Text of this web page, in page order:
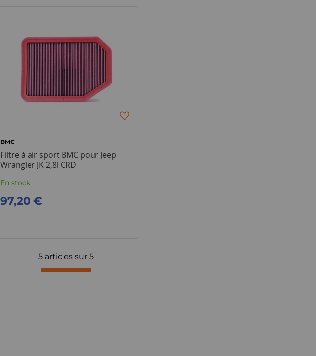
BMC
Filtre à air sport BMC pour Jeep
Wrangler JK 2,8l CRD
En stock
97,20 €
5 articles sur 5